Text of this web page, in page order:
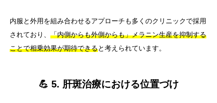
内服と外用を組み合わせるアプローチも多くのクリニックで採用
されており、 「内側からも外側からも」メラニン生産を抑制する
ことで相乗効果が期待できると考えられています。
💪 5. 肝斑治療における位置づけ